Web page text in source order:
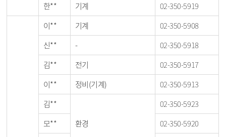
한**
기계 02-350-5919
이** 기계
02-350-5908
신**
-
02-350-5918
김**
전기
02-350-5917
이**
정비(기계)
02-350-5913
김**
환경
02-350-5923
모**
02-350-5920